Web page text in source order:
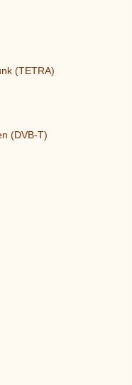
(TETRA)
(DVB-T)